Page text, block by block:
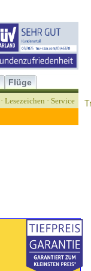
Flüge
· Lesezeichen · Service